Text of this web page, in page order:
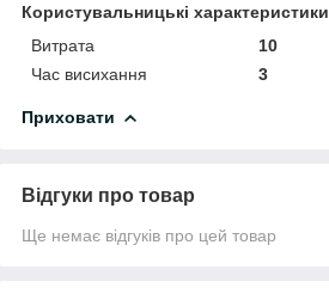
Користувальницькі характеристики
Витрата
10
Час висихання
3
Приховати
Відгуки про товар
Ще немає відгуків про цей товар